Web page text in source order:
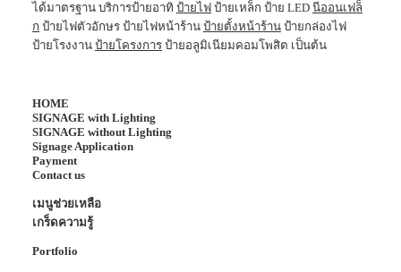
ได้มาตรฐาน บริการป้ายอาทิ ป้ายไฟ ป้ายเหล็ก ป้าย LED นีออนเฟล็
ก ป้ายไฟตัวอักษร ป้ายไฟหน้าร้าน ป้ายตั้งหน้าร้านป้ายกล่องไฟ
ป้ายโรงงาน ป้ายโครงการป้ายอลูมิเนียมคอมโพสิต เป็นต้น
HOME
SIGNAGE with Lighting
SIGNAGE without Lighting
Signage Application
Payment
Contact us
เมนูช่วยเหลือ
เกร็ดความรู้
Portfolio